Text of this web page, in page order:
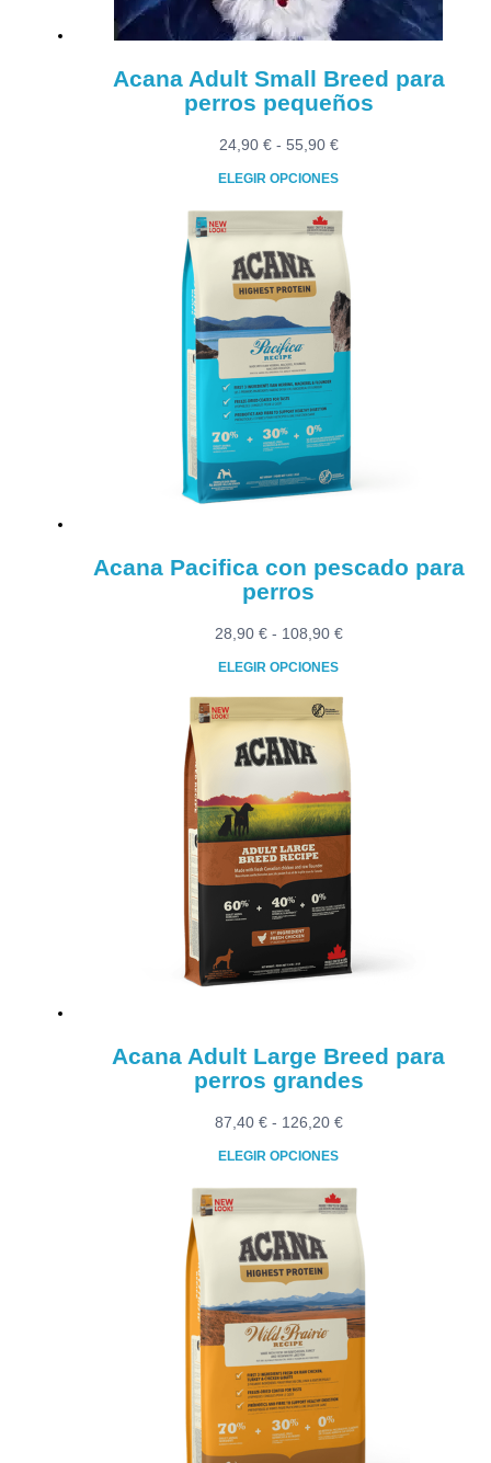
Acana Adult Small Breed para
perros pequeños
24,90 € - 55,90 €Rango
desde
24,90 €
hasta
55,90 €
ELEGIR OPCIONES
Este
producto
tiene
múltiples
variantes.
Las
opciones
se
pueden
elegir
en
la
página
Acana Pacifica con pescado para
perros
28,90 € - 108,90 €Rango
desde
28,90 €
hasta
ELEGIR OPCIONES
Este
producto
tiene
múltiples
variantes.
Las
opciones
se
pueden
elegir
en
la
Acana Adult Large Breed para
perros grandes
87,40 € - 126,20 €Rango
desde
87,40 €
hasta
126,20 €
ELEGIR OPCIONES
Este
producto
tiene
múltiples
variantes.
Las
opciones
se
pueden
elegir
en
la